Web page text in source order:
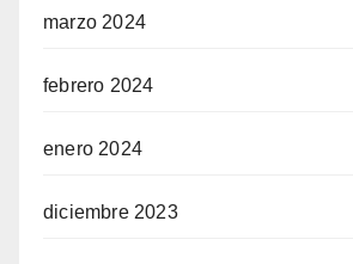
marzo 2024
febrero 2024
enero 2024
diciembre 2023